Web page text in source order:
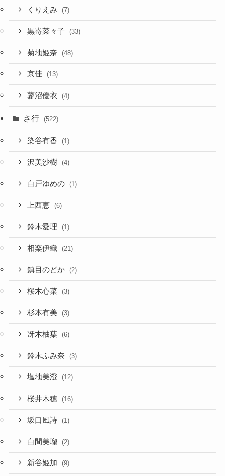
くりえみ (7)
黒嵜菜々子 (33)
菊地姫奈 (48)
京佳 (13)
蓼沼優衣 (4)
さ行 (522)
染谷有香 (1)
沢美沙樹 (4)
白戸ゆめの (1)
上西恵 (6)
鈴木愛理 (1)
相楽伊織 (21)
鎮目のどか (2)
桜木心菜 (3)
杉本有美 (3)
冴木柚葉 (6)
鈴木ふみ奈 (3)
塩地美澄 (12)
桜井木穂 (16)
坂口風詩 (1)
白間美瑠 (2)
新谷姫加 (9)